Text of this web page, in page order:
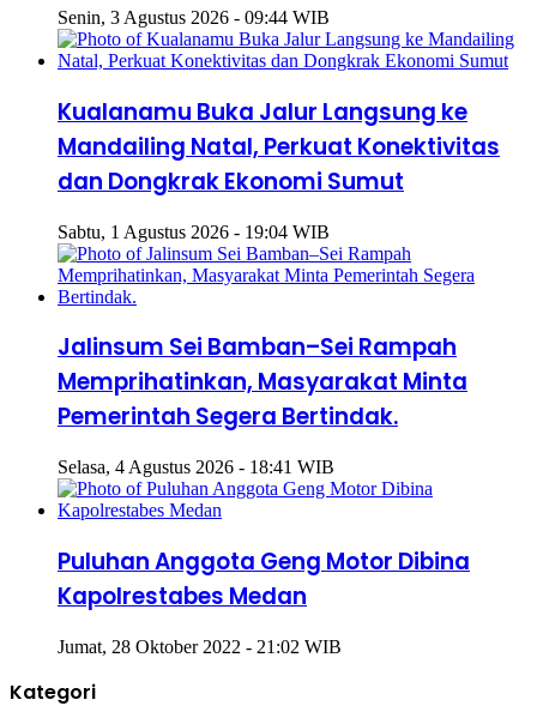
Senin, 3 Agustus 2026 - 09:44 WIB
Kualanamu Buka Jalur Langsung ke
Mandailing Natal, Perkuat Konektivitas
dan Dongkrak Ekonomi Sumut
Sabtu, 1 Agustus 2026 - 19:04 WIB
Jalinsum Sei Bamban–Sei Rampah
Memprihatinkan, Masyarakat Minta
Pemerintah Segera Bertindak.
Selasa, 4 Agustus 2026 - 18:41 WIB
Puluhan Anggota Geng Motor Dibina
Kapolrestabes Medan
Jumat, 28 Oktober 2022 - 21:02 WIB
Kategori